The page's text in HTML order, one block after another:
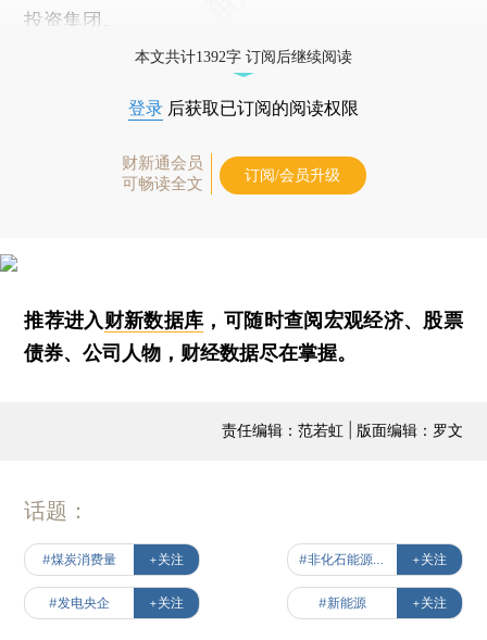
投资集团
本文共计1392字 订阅后继续阅读
登录 后获取已订阅的阅读权限
财新通会员
可畅读全文
订阅/会员升级
推荐进入财新数据库 ，可随时查阅宏观经济、股票
债券、公司人物，财经数据尽在掌握。
责任编辑：范若虹 | 版面编辑：罗文
话题：
#煤炭消费量 +关注 #非化石能源发电装机 +关注
#发电央企 +关注 #新能源 +关注